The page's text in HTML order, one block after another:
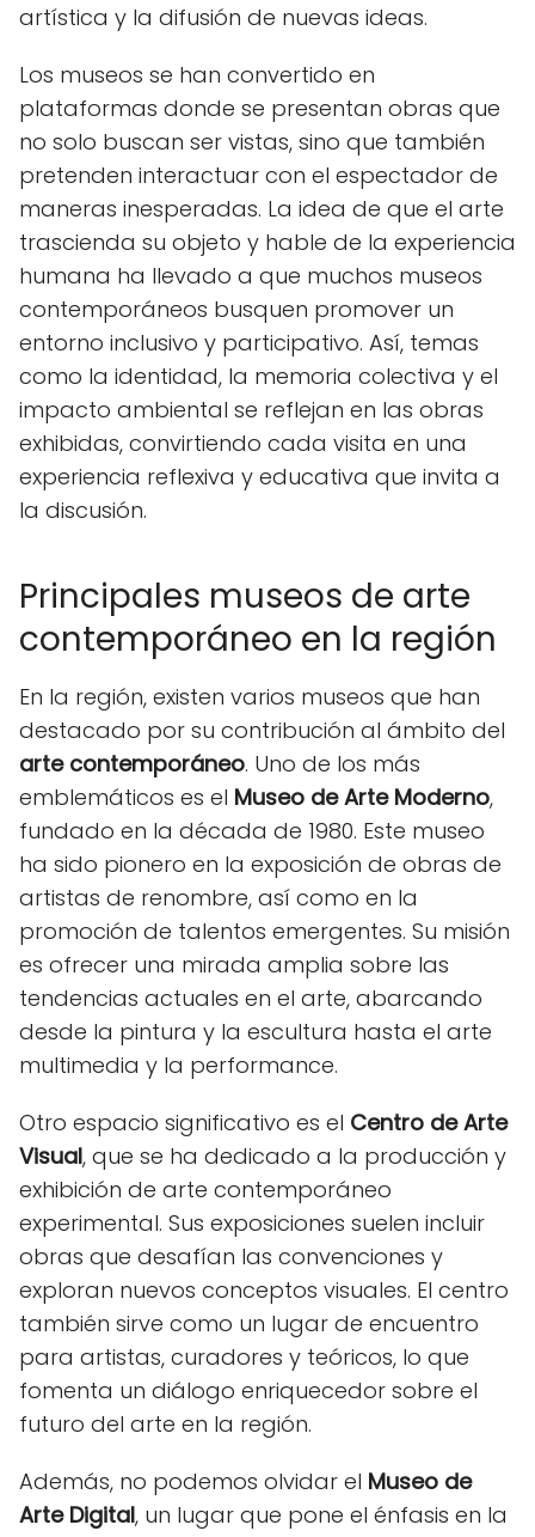
artística y la difusión de nuevas ideas.
Los museos se han convertido en
plataformas donde se presentan obras que
no solo buscan ser vistas, sino que también
pretenden interactuar con el espectador de
maneras inesperadas. La idea de que el arte
trascienda su objeto y hable de la experiencia
humana ha llevado a que muchos museos
contemporáneos busquen promover un
entorno inclusivo y participativo. Así, temas
como la identidad, la memoria colectiva y el
impacto ambiental se reflejan en las obras
exhibidas, convirtiendo cada visita en una
experiencia reflexiva y educativa que invita a
la discusión.
Principales museos de arte
contemporáneo en la región
En la región, existen varios museos que han
destacado por su contribución al ámbito del
arte contemporáneo. Uno de los más
emblemáticos es el Museo de Arte Moderno,
fundado en la década de 1980. Este museo
ha sido pionero en la exposición de obras de
artistas de renombre, así como en la
promoción de talentos emergentes. Su misión
es ofrecer una mirada amplia sobre las
tendencias actuales en el arte, abarcando
desde la pintura y la escultura hasta el arte
multimedia y la performance.
Otro espacio significativo es el Centro de Arte
Visual, que se ha dedicado a la producción y
exhibición de arte contemporáneo
experimental. Sus exposiciones suelen incluir
obras que desafían las convenciones y
exploran nuevos conceptos visuales. El centro
también sirve como un lugar de encuentro
para artistas, curadores y teóricos, lo que
fomenta un diálogo enriquecedor sobre el
futuro del arte en la región.
Además, no podemos olvidar el Museo de
Arte Digital, un lugar que pone el énfasis en la